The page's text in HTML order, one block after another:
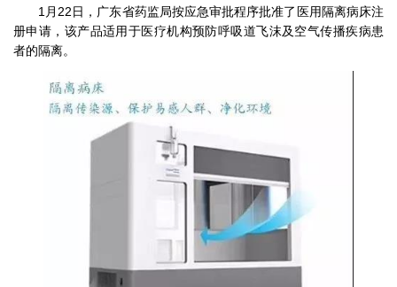
1月22日，广东省药监局按应急审批程序批准了医用隔离病床注
册申请，该产品适用于医疗机构预防呼吸道飞沫及空气传播疾病患
者的隔离。